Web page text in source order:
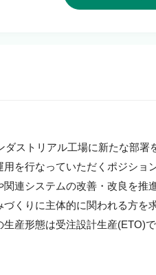
ダストリアル工場に新たな部
を行なっていただくポジショ
関連システムの改善・改良を推
くりに主体的に関われる方を
生産形態は受注設計生産(ETO)